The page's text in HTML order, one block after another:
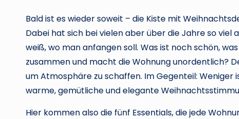
Bald ist es wieder soweit – die Kiste mit
Dabei hat sich bei vielen aber über die Jahre so viel
weiß, wo man anfangen soll. Was ist noch schön,
zusammen und macht die Wohnung unordentlich?
um Atmosphäre zu schaffen. Im Gegenteil:
warme, gemütliche und elegante
Hier kommen also die fünf Essentials, die jede